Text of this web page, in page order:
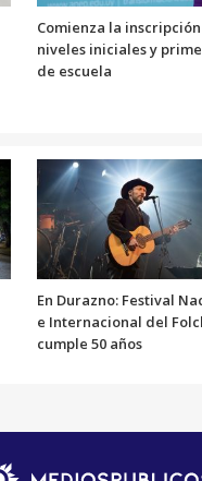
Comienza la
niveles iniciales y
de escuela
En Durazno: Festival
e Internacional del
cumple 50 años